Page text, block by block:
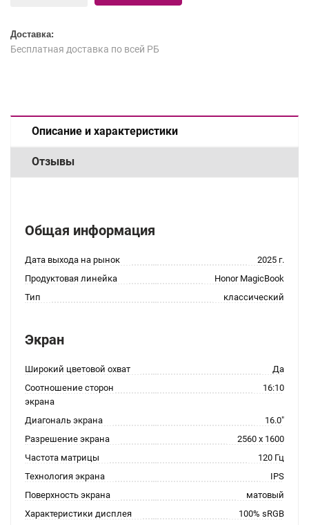
Доставка:
Бесплатная доставка по всей РБ
Описание и характеристики
Отзывы
Общая информация
Дата выхода на рынок
2025 г.
Продуктовая линейка
Honor MagicBook
Тип
классический
Экран
Широкий цветовой охват
Да
Соотношение сторон
экрана
16:10
Диагональ экрана
16.0"
Разрешение экрана
2560 x 1600
Частота матрицы
120 Гц
Технология экрана
IPS
Поверхность экрана
матовый
Характеристики дисплея
100% sRGB